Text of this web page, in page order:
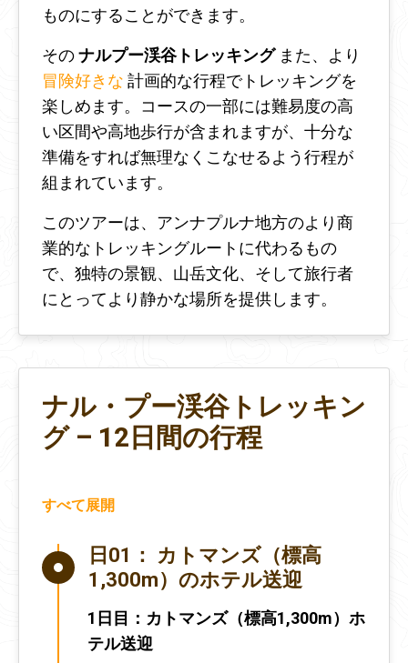
ものにすることができます。
そのナルプー渓谷トレッキングまた、より
冒険好きな 計画的な行程でトレッキングを
楽しめます。コースの一部には難易度の高
い区間や高地歩行が含まれますが、十分な
準備をすれば無理なくこなせるよう行程が
組まれています。
このツアーは、アンナプルナ地方のより商
業的なトレッキングルートに代わるもの
で、独特の景観、山岳文化、そして旅行者
にとってより静かな場所を提供します。
ナル・プー渓谷トレッキン
グ – 12日間の行程
すべて展開
日01： カトマンズ（標高
1,300m）のホテル送迎
1日目：カトマンズ（標高1,300m）ホ
テル送迎